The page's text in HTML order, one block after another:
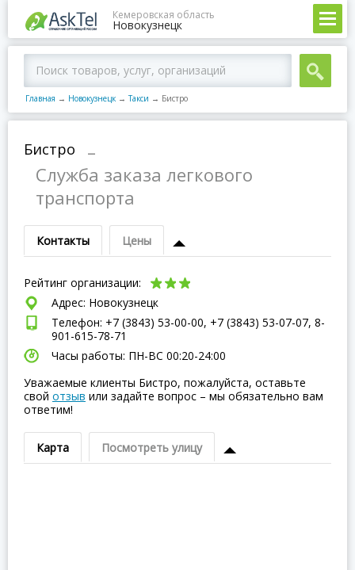
Кемеровская область
Новокузнецк
Главная → Новокузнецк → Такси → Бистро
Бистро
–
Служба заказа легкового
транспорта
Контакты Цены
Рейтинг организации:
Адрес: Новокузнецк
Телефон: +7 (3843) 53-00-00, +7 (3843) 53-07-07, 8-
901-615-78-71
Часы работы: ПН-ВC 00:20-24:00
Уважаемые клиенты Бистро, пожалуйста, оставьте
свой отзыв или задайте вопрос – мы обязательно вам
ответим!
Карта Посмотреть улицу